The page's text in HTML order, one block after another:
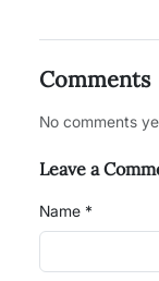
Comments
No comments
Leave a
Name *